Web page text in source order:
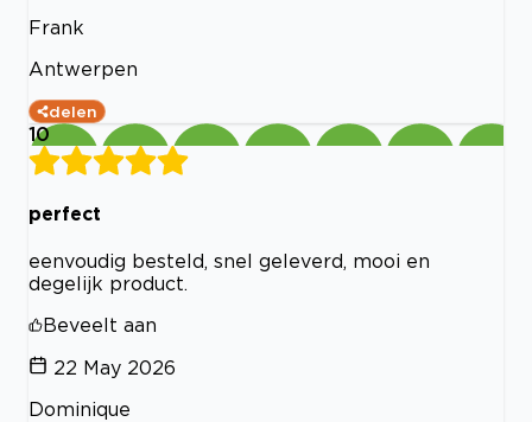
Frank
Antwerpen
delen
10
perfect
eenvoudig besteld, snel geleverd, mooi en
degelijk product.
Beveelt aan
22 May 2026
Dominique